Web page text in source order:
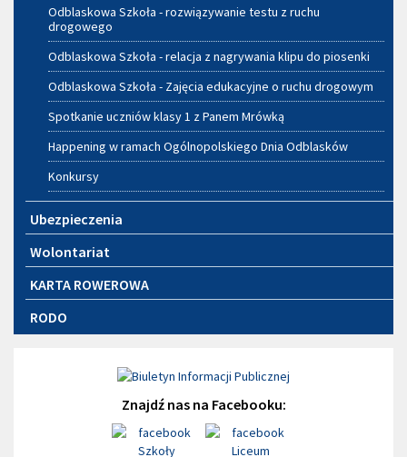
Odblaskowa Szkoła - rozwiązywanie testu z ruchu
drogowego
Odblaskowa Szkoła - relacja z nagrywania klipu do piosenki
Odblaskowa Szkoła - Zajęcia edukacyjne o ruchu drogowym
Spotkanie uczniów klasy 1 z Panem Mrówką
Happening w ramach Ogólnopolskiego Dnia Odblasków
Konkursy
Ubezpieczenia
Wolontariat
KARTA ROWEROWA
RODO
Znajdź nas na Facebooku: